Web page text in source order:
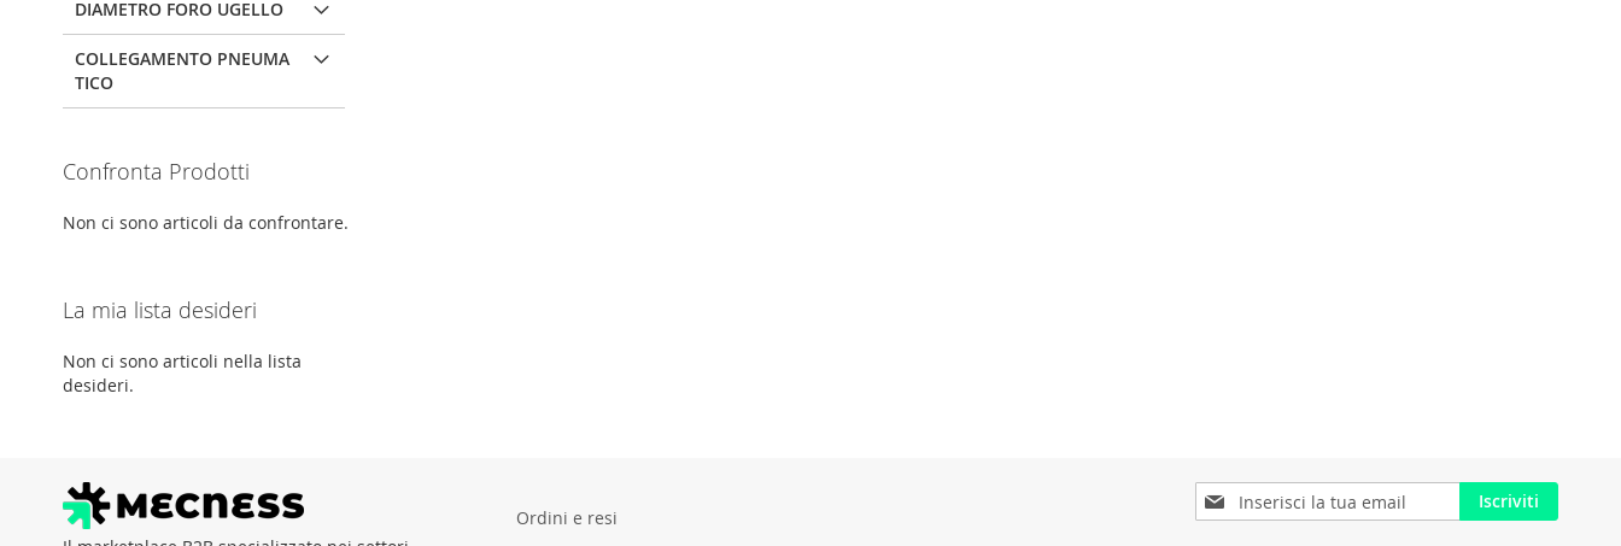
DIAMETRO FORO UGELLO
COLLEGAMENTO PNEUMA
TICO
Confronta Prodotti
Non ci sono articoli da confrontare.
La mia lista desideri
Non ci sono articoli nella lista
desideri.
Iscriviti
alla
Iscriviti
Ordini e resi